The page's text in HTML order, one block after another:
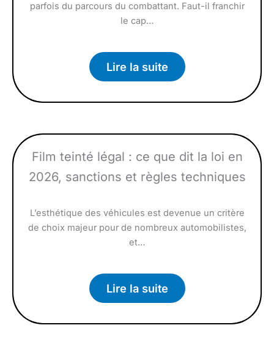
parfois du parcours du combattant. Faut-il franchir
le cap…
Lire la suite
Film teinté légal : ce que dit la loi en
2026, sanctions et règles techniques
L’esthétique des véhicules est devenue un critère
de choix majeur pour de nombreux automobilistes,
et…
Lire la suite